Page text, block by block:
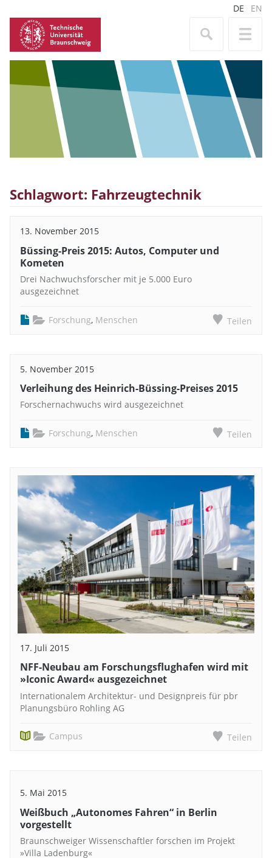
DE EN
Schlagwort: Fahrzeugtechnik
13. November 2015
Büssing-Preis 2015: Autos, Computer und
Kometen
Drei Nachwuchsforscher mit je 5.000 Euro
ausgezeichnet
Forschung, Menschen Teilen
5. November 2015
Verleihung des Heinrich-Büssing-Preises 2015
Forschernachwuchs wird ausgezeichnet
Forschung, Menschen Teilen
17. Juli 2015
NFF-Neubau am Forschungsflughafen wird mit
»Iconic Award« ausgezeichnet
Internationalem Architektur- und Designpreis für pbr
Planungsbüro Rohling AG
Campus Teilen
5. Mai 2015
Weißbuch „Autonomes Fahren“ in Berlin
vorgestellt
Braunschweiger Wissenschaftler forschen im Projekt
»Villa Ladenburg«